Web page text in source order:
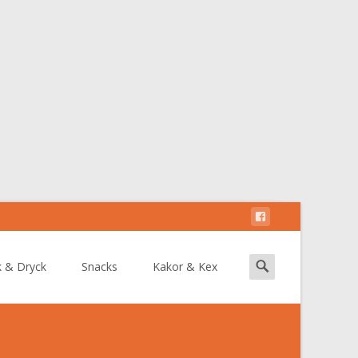
& Dryck Snacks Kakor & Kex
Search
for: